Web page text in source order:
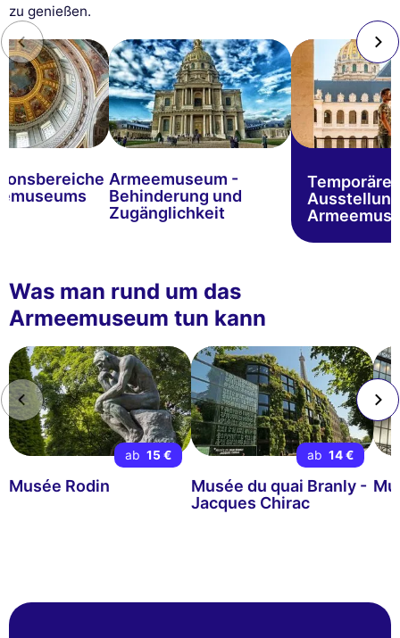
zu genießen.
Armeemuseum -
Behinderung und
Zugänglichkeit
Temporäre
Was man rund um das
Armeemuseum tun kann
ab 15 €
Musée Rodin
ab 14 €
Musée du quai Branly -
Jacques Chirac